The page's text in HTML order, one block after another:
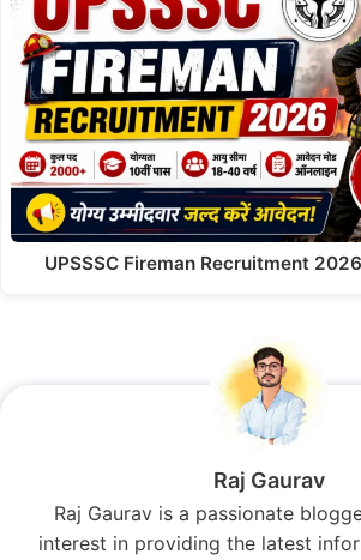
UPSSSC Fireman Recruitment 2026:
Raj Gaurav
Raj Gaurav is a passionate
interest in providing the latest